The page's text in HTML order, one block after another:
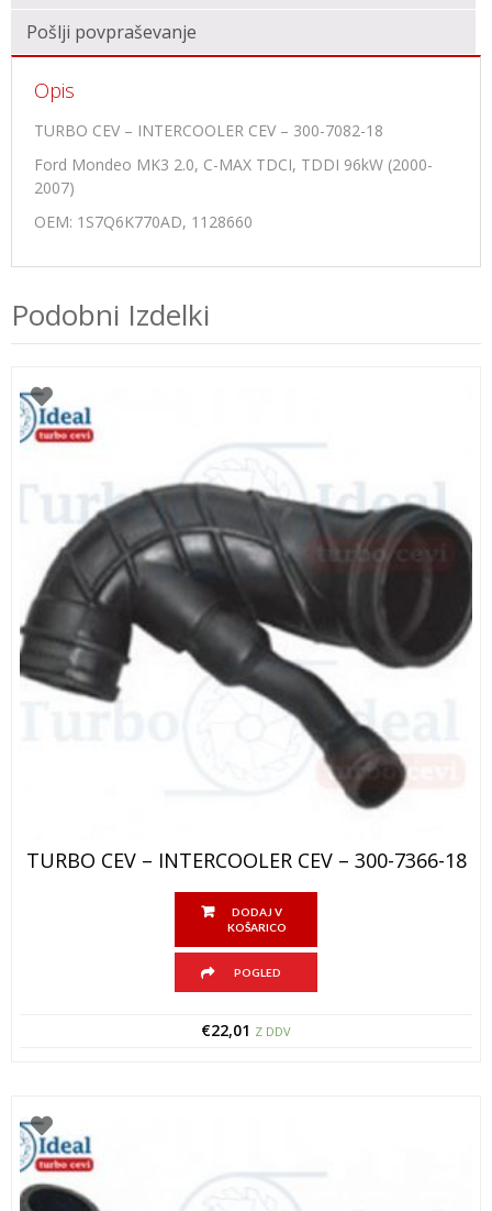
Pošlji povpraševanje
Opis
TURBO CEV – INTERCOOLER CEV – 300-7082-18
Ford Mondeo MK3 2.0, C-MAX TDCI, TDDI 96kW (2000-
2007)
OEM: 1S7Q6K770AD, 1128660
Podobni Izdelki
TURBO CEV – INTERCOOLER CEV – 300-7366-18
DODAJ V
KOŠARICO
POGLED
€22,01 Z DDV